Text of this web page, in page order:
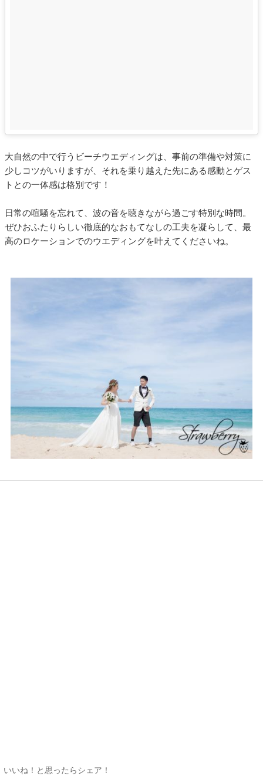
大自然の中で行うビーチウエディングは、事前の準備や対策に
少しコツがいりますが、それを乗り越えた先にある感動とゲス
トとの一体感は格別です！
日常の喧騒を忘れて、波の音を聴きながら過ごす特別な時間。
ぜひおふたりらしい徹底的なおもてなしの工夫を凝らして、最
高のロケーションでのウエディングを叶えてくださいね。
いいね！と思ったらシェア！